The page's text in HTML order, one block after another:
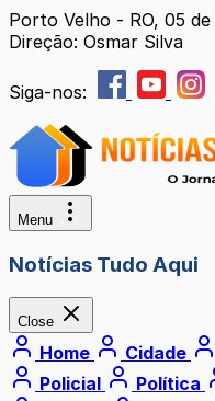
Porto Velho - RO, 05
Direção: Osmar Silva
Siga-nos:
Menu
Notícias Tudo Aqui
Close
Home Cidade
Policial
Política